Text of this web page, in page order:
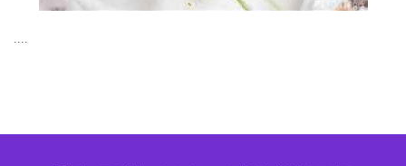
....